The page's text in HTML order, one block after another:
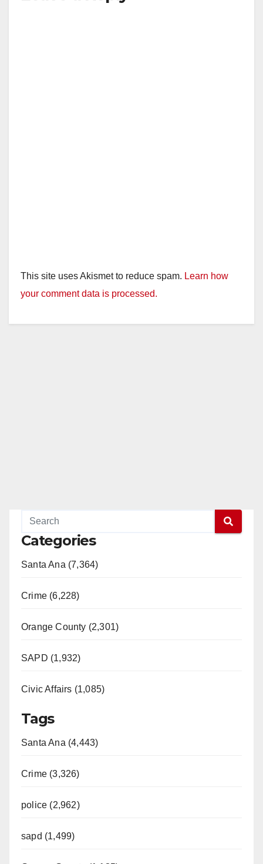
This site uses Akismet to reduce spam. Learn how
your comment data is processed.
Categories
Santa Ana (7,364)
Crime (6,228)
Orange County (2,301)
SAPD (1,932)
Civic Affairs (1,085)
Tags
Santa Ana (4,443)
Crime (3,326)
police (2,962)
sapd (1,499)